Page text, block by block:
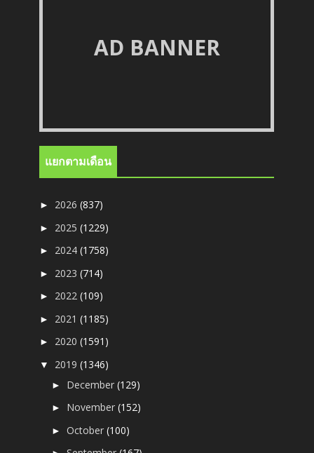
AD BANNER
แยกตามเดือน
► 2026(837)
► 2025(1229)
► 2024(1758)
► 2023(714)
► 2022(109)
► 2021(1185)
► 2020(1591)
▼ 2019(1346)
► December(129)
► November(152)
►October(100)